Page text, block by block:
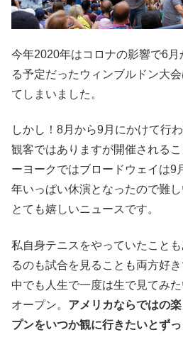
今年2020年はコロナの影響で6
る予定だったウィンブルドン大
てしまいました。
しかし！8月から9月にかけて行
観客ではありますが開催される
ーヨークではブロードウェイは9
年いっぱい休演となったので難し
とても嬉しいニュースです。
私自身テニスをやっていたこと
るのも試合を見ることも両方好
中でも人生で一度は生で見てみ
オープン。 アメリカならではの
プンをいつか観に行きたいとずっ